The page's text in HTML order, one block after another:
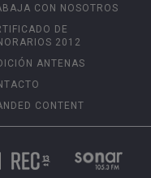
CON NOSOTROS
DE
2012
ANTENAS
CONTENT